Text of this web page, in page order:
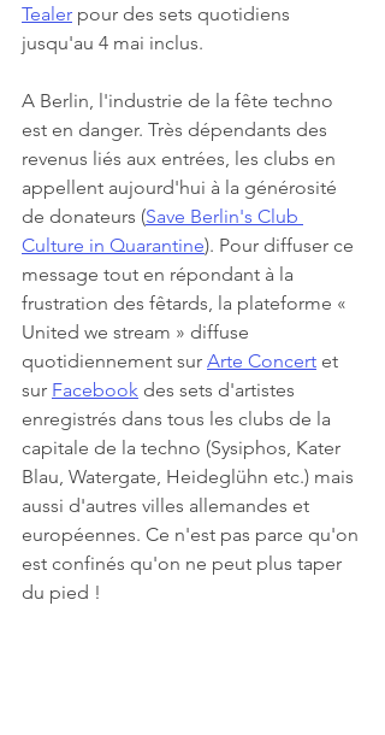
Tealer pour des sets quotidiens
jusqu'au 4 mai inclus.
A Berlin, l'industrie de la fête techno
est en danger. Très dépendants des
revenus liés aux entrées, les clubs en
appellent aujourd'hui à la générosité
de donateurs (Save Berlin's Club
Culture in Quarantine). Pour diffuser ce
message tout en répondant à la
frustration des fêtards, la plateforme «
United we stream » diffuse
quotidiennement sur Arte Concert et
sur Facebook des sets d'artistes
enregistrés dans tous les clubs de la
capitale de la techno (Sysiphos, Kater
Blau, Watergate, Heideglühn etc.) mais
aussi d'autres villes allemandes et
européennes. Ce n'est pas parce qu'on
est confinés qu'on ne peut plus taper
du pied !